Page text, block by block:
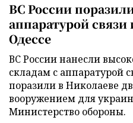
ВС России
аппаратурой
Одессе
ВС России нанесли
складам с аппаратурой
поразили в Николаеве
вооружением для
Министерство обороны.